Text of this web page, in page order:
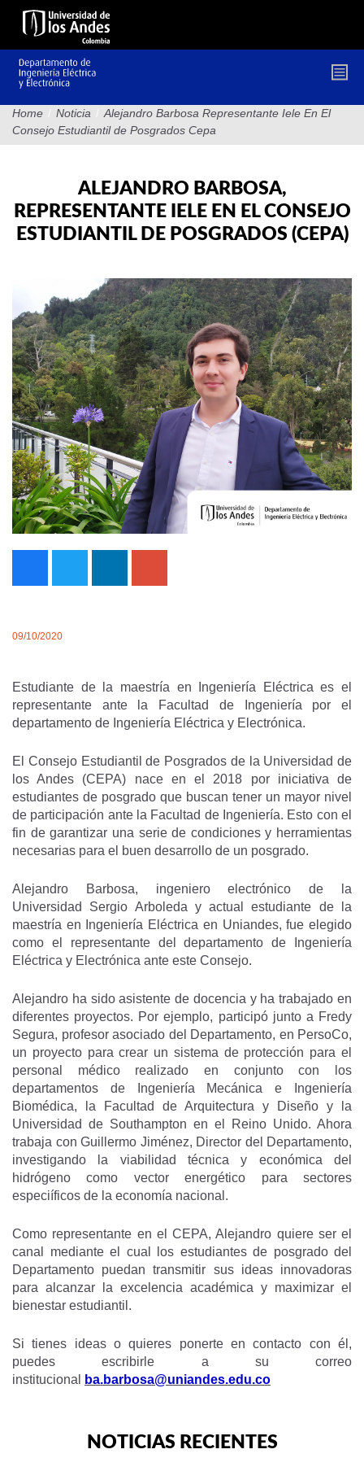
Pasar
contenido
principal
Home / Noticia / Alejandro Barbosa Representante Iele En El
Consejo Estudiantil de Posgrados Cepa
ALEJANDRO BARBOSA,
REPRESENTANTE IELE EN EL CONSEJO
ESTUDIANTIL DE POSGRADOS (CEPA)
09/10/2020
Estudiante de la maestría en Ingeniería Eléctrica es el
representante ante la Facultad de Ingeniería por el
departamento de Ingeniería Eléctrica y Electrónica.
El Consejo Estudiantil de Posgrados de la Universidad de
los Andes (CEPA) nace en el 2018 por iniciativa de
estudiantes de posgrado que buscan tener un mayor nivel
de participación ante la Facultad de Ingeniería. Esto con el
fin de garantizar una serie de condiciones y herramientas
necesarias para el buen desarrollo de un posgrado.
Alejandro Barbosa, ingeniero electrónico de la
Universidad Sergio Arboleda y actual estudiante de la
maestría en Ingeniería Eléctrica en Uniandes, fue elegido
como el representante del departamento de Ingeniería
Eléctrica y Electrónica ante este Consejo.
Alejandro ha sido asistente de docencia y ha trabajado en
diferentes proyectos. Por ejemplo, participó junto a Fredy
Segura, profesor asociado del Departamento, en PersoCo,
un proyecto para crear un sistema de protección para el
personal médico realizado en conjunto con los
departamentos de Ingeniería Mecánica e Ingeniería
Biomédica, la Facultad de Arquitectura y Diseño y la
Universidad de Southampton en el Reino Unido. Ahora
trabaja con Guillermo Jiménez, Director del Departamento,
investigando la viabilidad técnica y económica del
hidrógeno como vector energético para sectores
especiíficos de la economía nacional.
Como representante en el CEPA, Alejandro quiere ser el
canal mediante el cual los estudiantes de posgrado del
Departamento puedan transmitir sus ideas innovadoras
para alcanzar la excelencia académica y maximizar el
bienestar estudiantil.
Si tienes ideas o quieres ponerte en contacto con él,
puedes escribirle a su correo
institucional
ba.barbosa@uniandes.edu.co
NOTICIAS RECIENTES